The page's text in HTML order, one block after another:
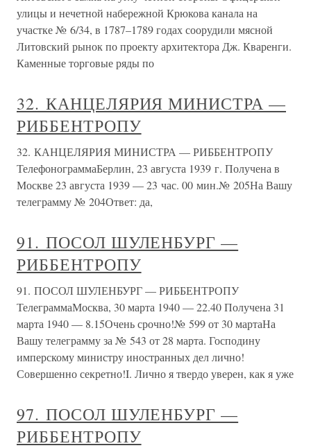
улицы и нечетной набережной Крюкова канала на
участке № 6/34, в 1787–1789 годах соорудили мясной
Литовский рынок по проекту архитектора Дж. Кваренги.
Каменные торговые ряды по
32. КАНЦЕЛЯРИЯ МИНИСТРА —
РИББЕНТРОПУ
32. КАНЦЕЛЯРИЯ МИНИСТРА — РИББЕНТРОПУ
ТелефонограммаБерлин, 23 августа 1939 г. Получена в
Москве 23 августа 1939 — 23 час. 00 мин.№ 205На Вашу
телеграмму № 204Ответ: да,
91. ПОСОЛ ШУЛЕНБУРГ —
РИББЕНТРОПУ
91. ПОСОЛ ШУЛЕНБУРГ — РИББЕНТРОПУ
ТелеграммаМосква, 30 марта 1940 — 22.40 Получена 31
марта 1940 — 8.15Очень срочно!№ 599 от 30 мартаНа
Вашу телеграмму за № 543 от 28 марта. Господину
имперскому министру иностранных дел лично!
Совершенно секретно!I. Лично я твердо уверен, как я уже
97. ПОСОЛ ШУЛЕНБУРГ —
РИББЕНТРОПУ